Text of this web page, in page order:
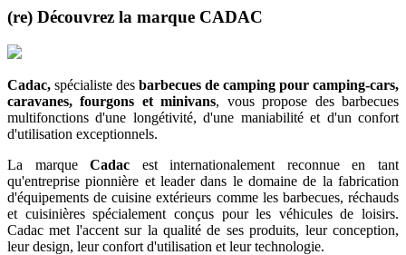
(re) Découvrez la marque CADAC
Cadac, spécialiste des barbecues de camping pour camping-cars,
caravanes, fourgons et minivans, vous propose des barbecues
multifonctions d'une longétivité, d'une maniabilité et d'un confort
d'utilisation exceptionnels.
La marqueCadac est internationalement reconnue en tant
qu'entreprise pionnière et leader dans le domaine de la fabrication
d'équipements de cuisine extérieurs comme les barbecues, réchauds
et cuisinières spécialement conçus pour les véhicules de loisirs.
Cadac met l'accent sur la qualité de ses produits, leur conception,
leur design, leur confort d'utilisation et leur technologie.